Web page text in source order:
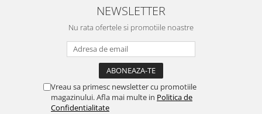
Motoreductor plastic
Roti si Senile
NEWSLETTER
Nu rata ofertele si promotiile noastre
Vreau sa primesc newsletter cu promotiile
magazinului. Afla mai multe in Politica de
Confidentialitate